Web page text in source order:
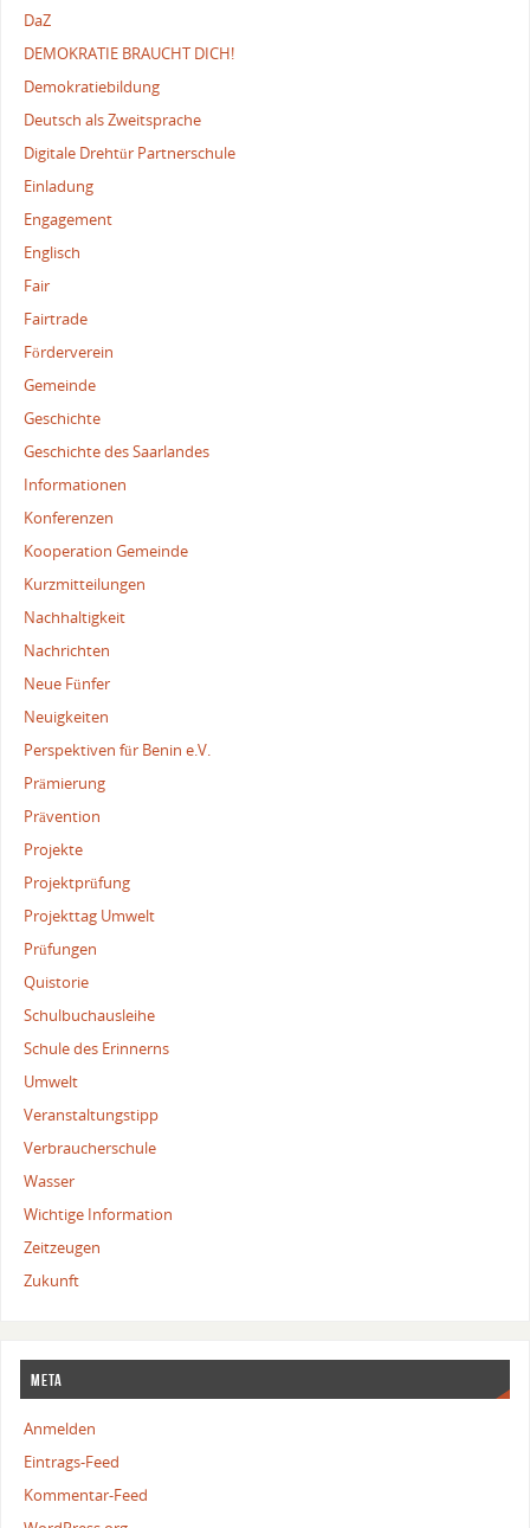
DaZ
DEMOKRATIE BRAUCHT DICH!
Demokratiebildung
Deutsch als Zweitsprache
Digitale Drehtür Partnerschule
Einladung
Engagement
Englisch
Fair
Fairtrade
Förderverein
Gemeinde
Geschichte
Geschichte des Saarlandes
Informationen
Konferenzen
Kooperation Gemeinde
Kurzmitteilungen
Nachhaltigkeit
Nachrichten
Neue Fünfer
Neuigkeiten
Perspektiven für Benin e.V.
Prämierung
Prävention
Projekte
Projektprüfung
Projekttag Umwelt
Prüfungen
Quistorie
Schulbuchausleihe
Schule des Erinnerns
Umwelt
Veranstaltungstipp
Verbraucherschule
Wasser
Wichtige Information
Zeitzeugen
Zukunft
Meta
Anmelden
Eintrags-Feed
Kommentar-Feed